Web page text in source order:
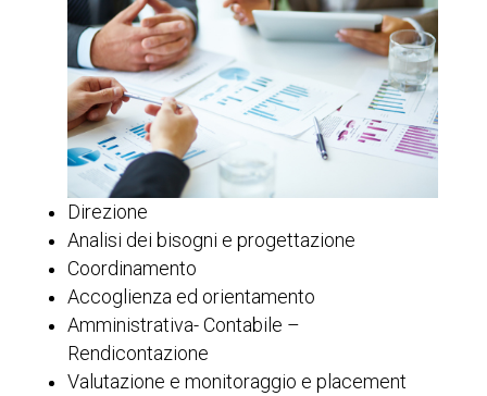
Direzione
Analisi dei bisogni e progettazione
Coordinamento
Accoglienza ed orientamento
Amministrativa- Contabile –
Rendicontazione
Valutazione e monitoraggio e placement